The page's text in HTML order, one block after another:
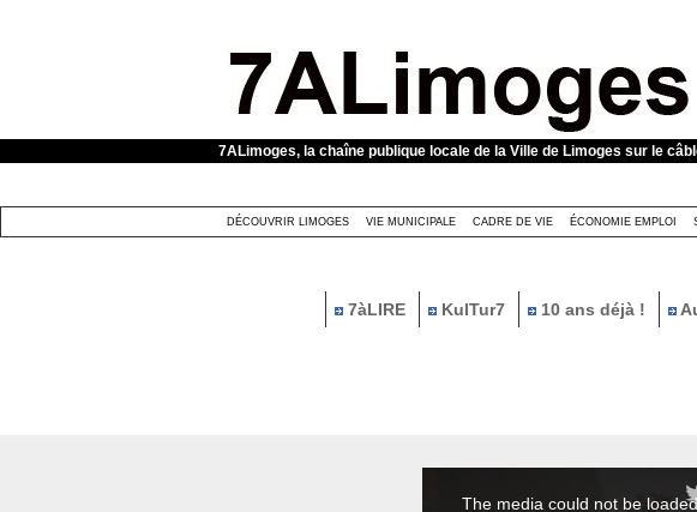
7ALimoges, la chaîne publique locale de la Ville de Limoges sur le
DÉCOUVRIR LIMOGES VIE MUNICIPALE CADRE DE VIE ÉCONOMIE EMPLOI
7àLIRE KulTur7 10 ans déjà !